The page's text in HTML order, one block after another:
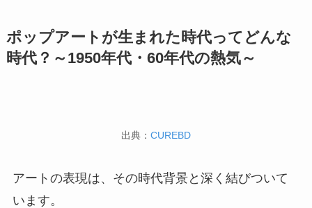
ポップアートが生まれた時代ってどんな
時代？～1950年代・60年代の熱気～
出典： CUREBD
アートの表現は、その時代背景と深く結びついて
います。